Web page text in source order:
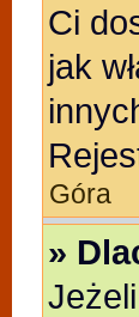
Ci
jak
Góra
»